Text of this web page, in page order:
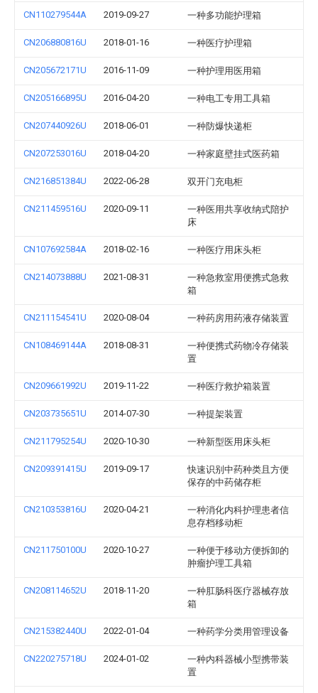
CN110279544A 2019-09-27 一种多功能护理箱
CN206880816U 2018-01-16 一种医疗护理箱
CN205672171U 2016-11-09 一种护理用医用箱
CN205166895U 2016-04-20 一种电工专用工具箱
CN207440926U 2018-06-01 一种防爆快递柜
CN207253016U 2018-04-20 一种家庭壁挂式医药箱
CN216851384U 2022-06-28 双开门充电柜
CN211459516U 2020-09-11
一种医用共享收纳式陪护
床
CN107692584A 2018-02-16 一种医疗用床头柜
CN214073888U 2021-08-31
一种急救室用便携式急救
箱
CN211154541U 2020-08-04 一种药房用药液存储装置
CN108469144A 2018-08-31
一种便携式药物冷存储装
置
CN209661992U 2019-11-22 一种医疗救护箱装置
CN203735651U 2014-07-30 一种提架装置
CN211795254U 2020-10-30 一种新型医用床头柜
CN209391415U 2019-09-17
快速识别中药种类且方便
保存的中药储存柜
CN210353816U 2020-04-21
一种消化内科护理患者信
息存档移动柜
CN211750100U 2020-10-27
一种便于移动方便拆卸的
肿瘤护理工具箱
CN208114652U 2018-11-20
一种肛肠科医疗器械存放
箱
CN215382440U 2022-01-04 一种药学分类用管理设备
CN220275718U 2024-01-02
一种内科器械小型携带装
置